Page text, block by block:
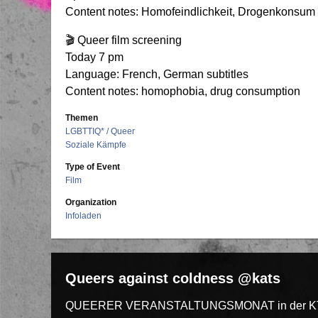
Content notes: Homofeindlichkeit, Drogenkonsum
🎬 Queer film screening
Today 7 pm
Language: French, German subtitles
Content notes: homophobia, drug consumption
Themen
LGBTTIQ* / Queer
Soziale Kämpfe
Type of Event
Film
Organization
Infoladen
Queers against coldness @kats
QUEERER VERANSTALTUNGSMONAT in der